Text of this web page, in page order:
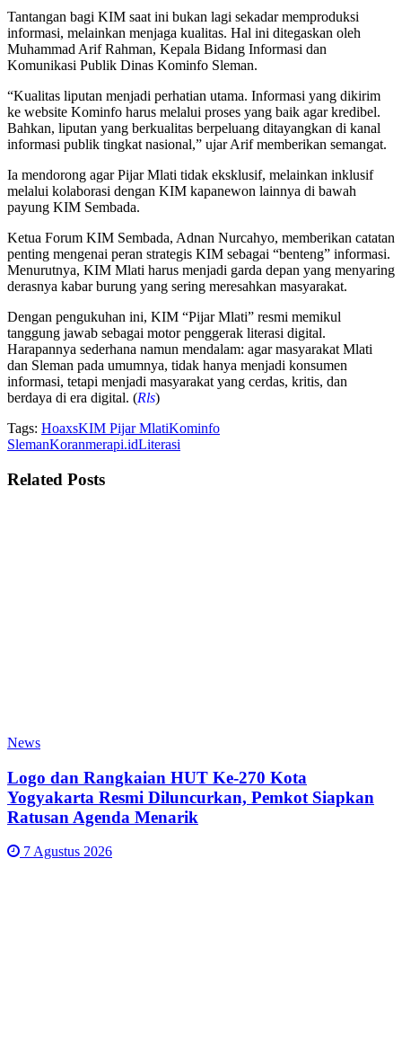
Tantangan bagi KIM saat ini bukan lagi sekadar memproduksi
informasi, melainkan menjaga kualitas. Hal ini ditegaskan oleh
Muhammad Arif Rahman, Kepala Bidang Informasi dan
Komunikasi Publik Dinas Kominfo Sleman.
“Kualitas liputan menjadi perhatian utama. Informasi yang dikirim
ke website Kominfo harus melalui proses yang baik agar kredibel.
Bahkan, liputan yang berkualitas berpeluang ditayangkan di kanal
informasi publik tingkat nasional,” ujar Arif memberikan semangat.
Ia mendorong agar Pijar Mlati tidak eksklusif, melainkan inklusif
melalui kolaborasi dengan KIM kapanewon lainnya di bawah
payung KIM Sembada.
Ketua Forum KIM Sembada, Adnan Nurcahyo, memberikan catatan
penting mengenai peran strategis KIM sebagai “benteng” informasi.
Menurutnya, KIM Mlati harus menjadi garda depan yang menyaring
derasnya kabar burung yang sering meresahkan masyarakat.
Dengan pengukuhan ini, KIM “Pijar Mlati” resmi memikul
tanggung jawab sebagai motor penggerak literasi digital.
Harapannya sederhana namun mendalam: agar masyarakat Mlati
dan Sleman pada umumnya, tidak hanya menjadi konsumen
informasi, tetapi menjadi masyarakat yang cerdas, kritis, dan
berdaya di era digital. (Rls)
Tags: HoaxsKIM Pijar MlatiKominfo
SlemanKoranmerapi.idLiterasi
Related Posts
News
Logo dan Rangkaian HUT Ke-270 Kota
Yogyakarta Resmi Diluncurkan, Pemkot Siapkan
Ratusan Agenda Menarik
7 Agustus 2026